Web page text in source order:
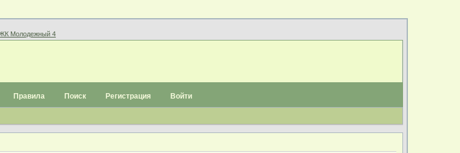
Правила Поиск Регистрация Войти